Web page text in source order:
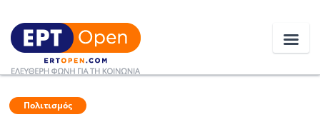
Ειδήσεις
Πολιτισμός